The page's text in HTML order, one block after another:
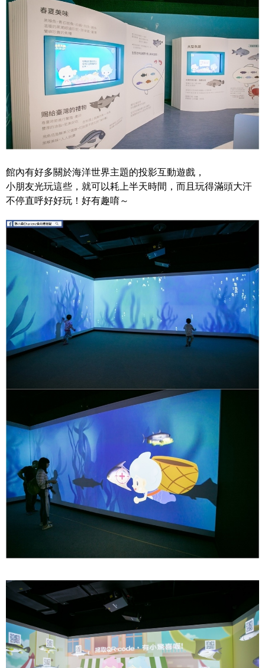
館內有好多關於海洋世界主題的投影互動遊戲，
小朋友光玩這些，就可以耗上半天時間，而且玩得滿頭大汗
不停直呼好好玩！好有趣唷～